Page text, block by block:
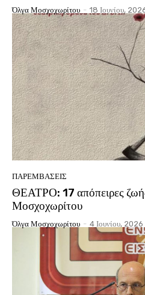
Όλγα Μοσχοχωρίτου - 18 Ιουνίου,
ΠΑΡΕΜΒΑΣΕΙΣ
ΘΕΑΤΡΟ: 17 απόπειρες
Μοσχοχωρίτου
Όλγα Μοσχοχωρίτου - 4 Ιουνίου, 2026